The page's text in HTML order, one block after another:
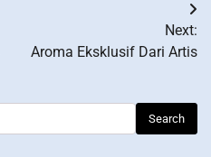
Next:
Aroma Eksklusif Dari Artis